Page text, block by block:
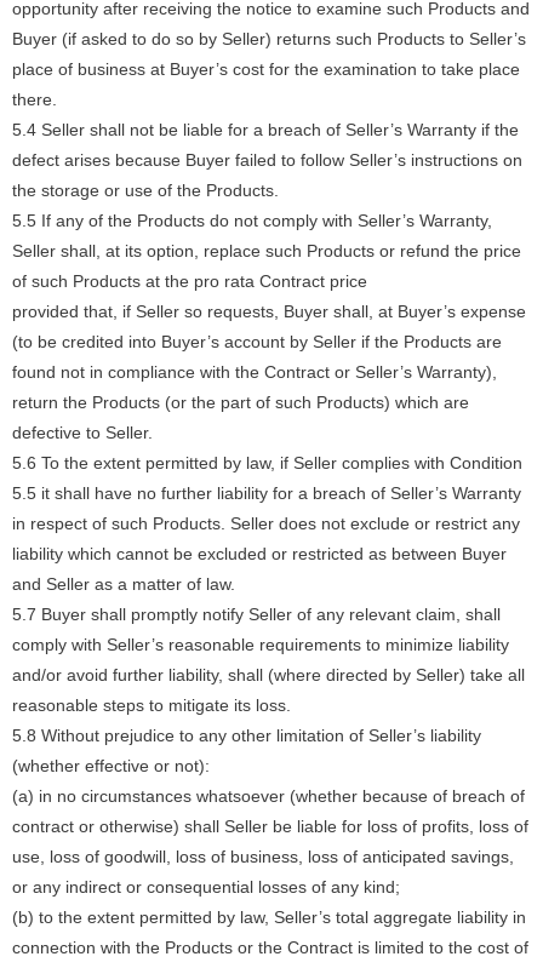
opportunity after receiving the notice to examine such Products and
Buyer (if asked to do so by Seller) returns such Products to Seller’s
place of business at Buyer’s cost for the examination to take place
there.
5.4 Seller shall not be liable for a breach of Seller’s Warranty if the
defect arises because Buyer failed to follow Seller’s instructions on
the storage or use of the Products.
5.5 If any of the Products do not comply with Seller’s Warranty,
Seller shall, at its option, replace such Products or refund the price
of such Products at the pro rata Contract price
provided that, if Seller so requests, Buyer shall, at Buyer’s expense
(to be credited into Buyer’s account by Seller if the Products are
found not in compliance with the Contract or Seller’s Warranty),
return the Products (or the part of such Products) which are
defective to Seller.
5.6 To the extent permitted by law, if Seller complies with Condition
5.5 it shall have no further liability for a breach of Seller’s Warranty
in respect of such Products. Seller does not exclude or restrict any
liability which cannot be excluded or restricted as between Buyer
and Seller as a matter of law.
5.7 Buyer shall promptly notify Seller of any relevant claim, shall
comply with Seller’s reasonable requirements to minimize liability
and/or avoid further liability, shall (where directed by Seller) take all
reasonable steps to mitigate its loss.
5.8 Without prejudice to any other limitation of Seller’s liability
(whether effective or not):
(a) in no circumstances whatsoever (whether because of breach of
contract or otherwise) shall Seller be liable for loss of profits, loss of
use, loss of goodwill, loss of business, loss of anticipated savings,
or any indirect or consequential losses of any kind;
(b) to the extent permitted by law, Seller’s total aggregate liability in
connection with the Products or the Contract is limited to the cost of